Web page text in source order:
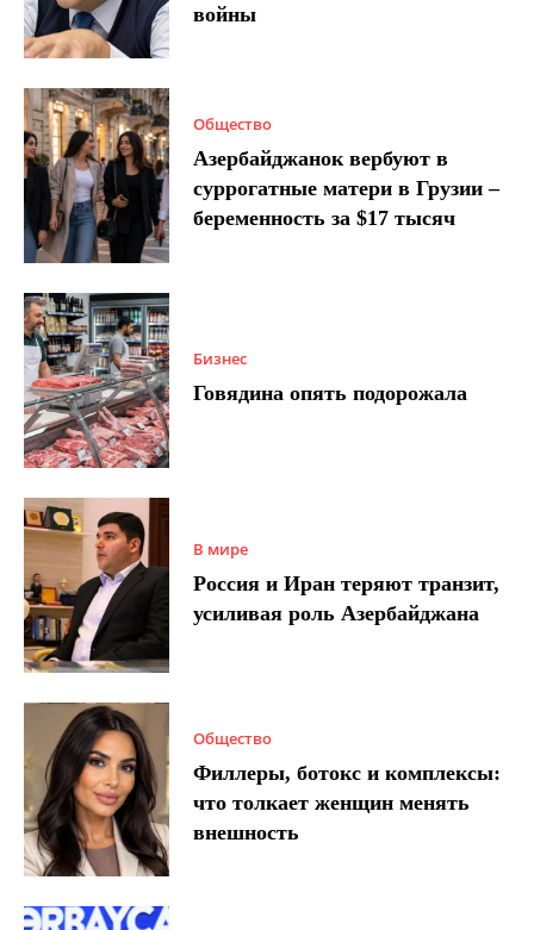
войны
Общество
Азербайджанок вербуют в
суррогатные матери в Грузии –
беременность за $17 тысяч
Бизнес
Говядина опять подорожала
В мире
Россия и Иран теряют транзит,
усиливая роль Азербайджана
Общество
Филлеры, ботокс и комплексы:
что толкает женщин менять
внешность